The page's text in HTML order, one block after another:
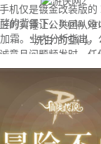
机仅是镀金改装版的
的实锤让公关团队
“洗白”的空间。
背景下，Poplar
霜。业内分析指出
意且问题频发时，
T1 手机官方尚未就